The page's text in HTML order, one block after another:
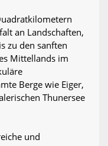
an Landschaften,
zu den sanften
Mittellands im
Berge wie Eiger,
Thunersee
und